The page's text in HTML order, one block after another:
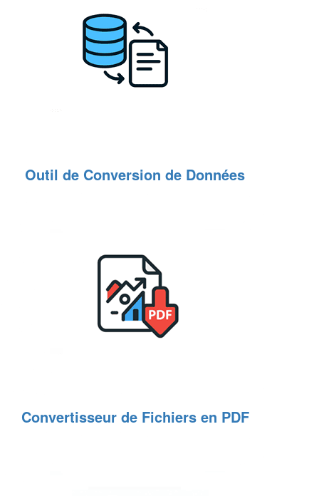
Outil de Conversion de Données
Convertisseur de Fichiers en PDF